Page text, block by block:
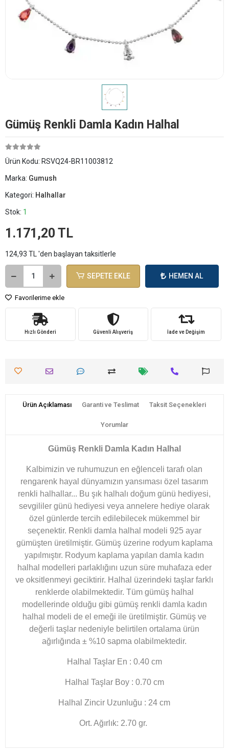
Gümüş Renkli Damla Kadın Halhal
Ürün Kodu: RSVQ24-BR11003812
Marka: Gumush
Kategori: Halhallar
Stok: 1
1.171,20 TL
124,93 TL 'den başlayan taksitlerle
SEPETE EKLE HEMEN AL
Favorilerime ekle
Hızlı Gönderi Güvenli Alışveriş İade ve Değişim
Ürün Açıklaması Garanti ve Teslimat Taksit Seçenekleri
Yorumlar
Gümüş Renkli Damla Kadın Halhal
Kalbimizin ve ruhumuzun en eğlenceli tarafı olan
rengarenk hayal dünyamızın yansıması özel tasarım
renkli halhallar... Bu şık halhalı doğum günü hediyesi,
sevgililer günü hediyesi veya annelere hediye olarak
özel günlerde tercih edilebilecek mükemmel bir
seçenektir. Renkli damla halhal modeli 925 ayar
gümüşten üretilmiştir. Gümüş üzerine rodyum kaplama
yapılmıştır. Rodyum kaplama yapılan damla kadın
halhal modelleri parlaklığını uzun süre muhafaza eder
ve oksitlenmeyi geciktirir. Halhal üzerindeki taşlar farklı
renklerde olabilmektedir. Tüm gümüş halhal
modellerinde olduğu gibi gümüş renkli damla kadın
halhal modeli de el emeği ile üretilmiştir. Gümüş ve
değerli taşlar nedeniyle belirtilen ortalama ürün
ağırlığında ± %10 sapma olabilmektedir.
Halhal Taşlar En : 0.40 cm
Halhal Taşlar Boy : 0.70 cm
Halhal Zincir Uzunluğu : 24 cm
Ort. Ağırlık: 2.70 gr.